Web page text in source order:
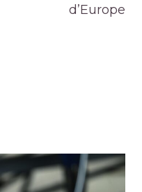
d’Europe